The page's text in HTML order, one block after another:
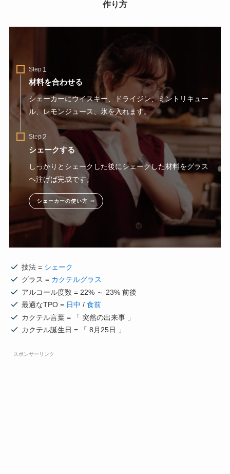
作り方
Step
材料を合わせる
シェーカーにウイスキー、ドライジン、ミントリキュー
ル、レモンジュース、氷を入れます。
Step
シェークする
しっかりとシェークした後にシェークした材料をグラス
ヘ注げば完成です。
シェーカーの使い方 ⇒
技法 = シェーク
グラス = カクテルグラス
アルコール度数 = 22% ～ 23% 前後
最適なTPO = 日中 /食前
カクテル言葉 = 「 突然の出来事 」
カクテル誕生日 = 「 8月25日 」
スポンサーリンク